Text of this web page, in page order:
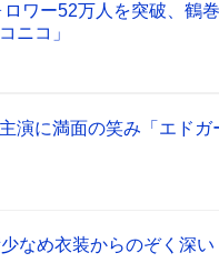
ワー52万人を突破、鶴
ニコ」
演に満面の笑み「エドガ
なめ衣装からのぞく深い